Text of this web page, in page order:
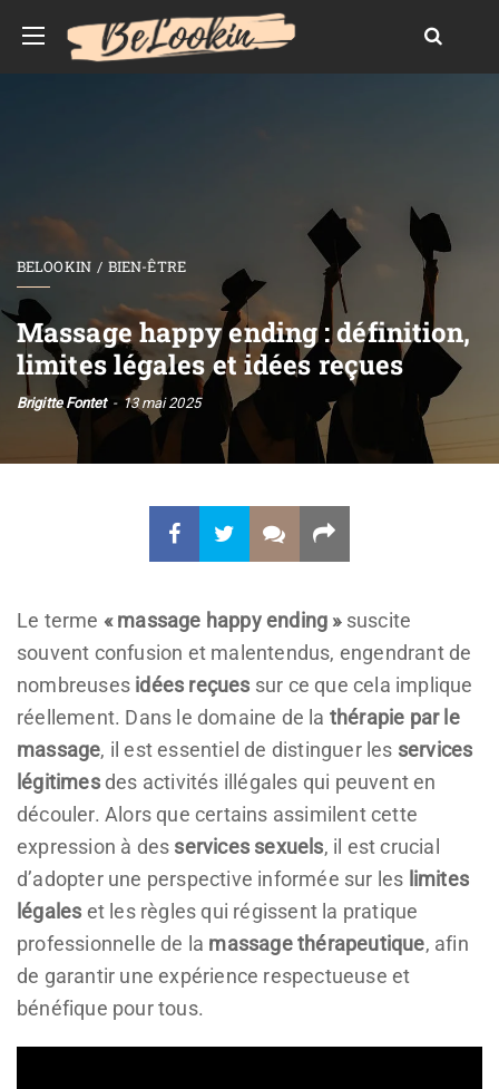
BELOOKIN BIEN-ÊTRE
Massage happy ending : définition,
limites légales et idées reçues
Brigitte Fontet 13 mai 2025
Le terme « massage happy ending »suscite
souvent confusion et malentendus, engendrant de
nombreuses idées reçues sur ce que cela implique
réellement. Dans le domaine de la thérapie par le
massage, il est essentiel de distinguer les services
légitimesdes activités illégales qui peuvent en
découler. Alors que certains assimilent cette
expression à des services sexuels, il est crucial
d’adopter une perspective informée sur les limites
légales et les règles qui régissent la pratique
professionnelle de la massage thérapeutique, afin
de garantir une expérience respectueuse et
bénéfique pour tous.